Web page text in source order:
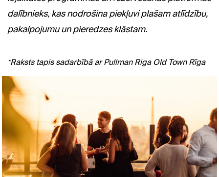
dalībnieks, kas nodrošina piekļuvi plašam atlīdzību,
pakalpojumu un pieredzes klāstam.
*Raksts tapis sadarbībā ar Pullman Riga Old Town Rīga